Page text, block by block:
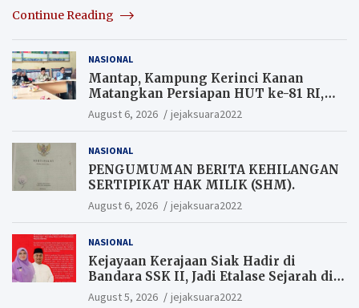
Continue Reading
NASIONAL
Mantap, Kampung Kerinci Kanan
Matangkan Persiapan HUT ke-81 RI,
Warga yang ikut Upacara
Berkesempatan Raih Hadiah
August 6, 2026 jejaksuara2022
NASIONAL
PENGUMUMAN BERITA KEHILANGAN
SERTIPIKAT HAK MILIK (SHM).
August 6, 2026 jejaksuara2022
NASIONAL
Kejayaan Kerajaan Siak Hadir di
Bandara SSK II, Jadi Etalase Sejarah di
Gerbang Riau
August 5, 2026 jejaksuara2022